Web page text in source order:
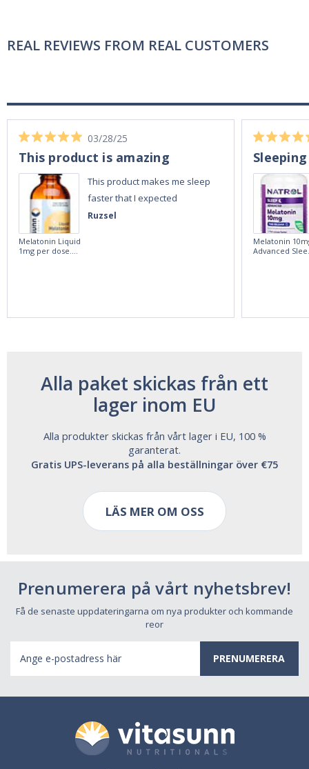
REAL REVIEWS FROM REAL CUSTOMERS
Ruzsel
03/28/25
This product is amazing
This product makes me sleep
faster that I expected
Melatonin Liquid
1mg per dose.
Melatonin
Advanced
Alla paket skickas från ett
lager inom EU
Alla produkter skickas från vårt lager i EU, 100 %
garanterat.
Gratis UPS-leverans på alla beställningar över €75
LÄS MER OM OSS
Prenumerera på vårt nyhetsbrev!
Få de senaste uppdateringarna om nya produkter och kommande
reor
postadress